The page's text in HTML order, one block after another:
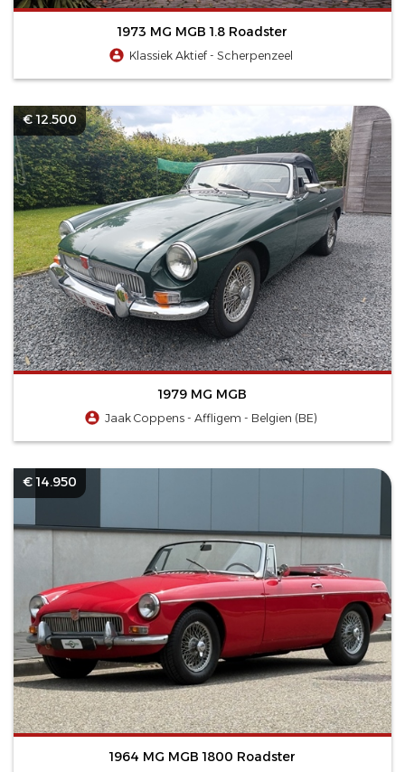
1973 MG MGB 1.8 Roadster
Klassiek Aktief - Scherpenzeel
€ 12.500
1979 MG MGB
Jaak Coppens - Affligem - Belgien (BE)
€ 14.950
1964 MG MGB 1800 Roadster